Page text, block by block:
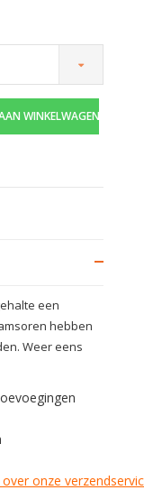
WINKELWAGEN
een
hebben
Weer eens
onze